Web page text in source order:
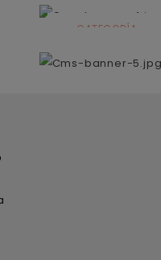
CATEGORÍA